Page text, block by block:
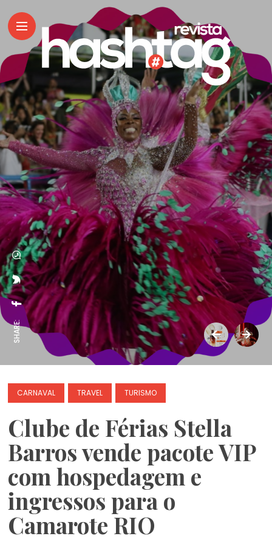
SHARE:
CARNAVAL TRAVEL TURISMO
Clube de Férias Stella
Barros vende pacote VIP
com hospedagem e
ingressos para o
Camarote RIO